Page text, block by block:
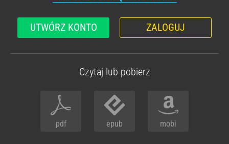
UTWÓRZ KONTO ZALOGUJ
Czytaj lub pobierz
pdf epub mobi